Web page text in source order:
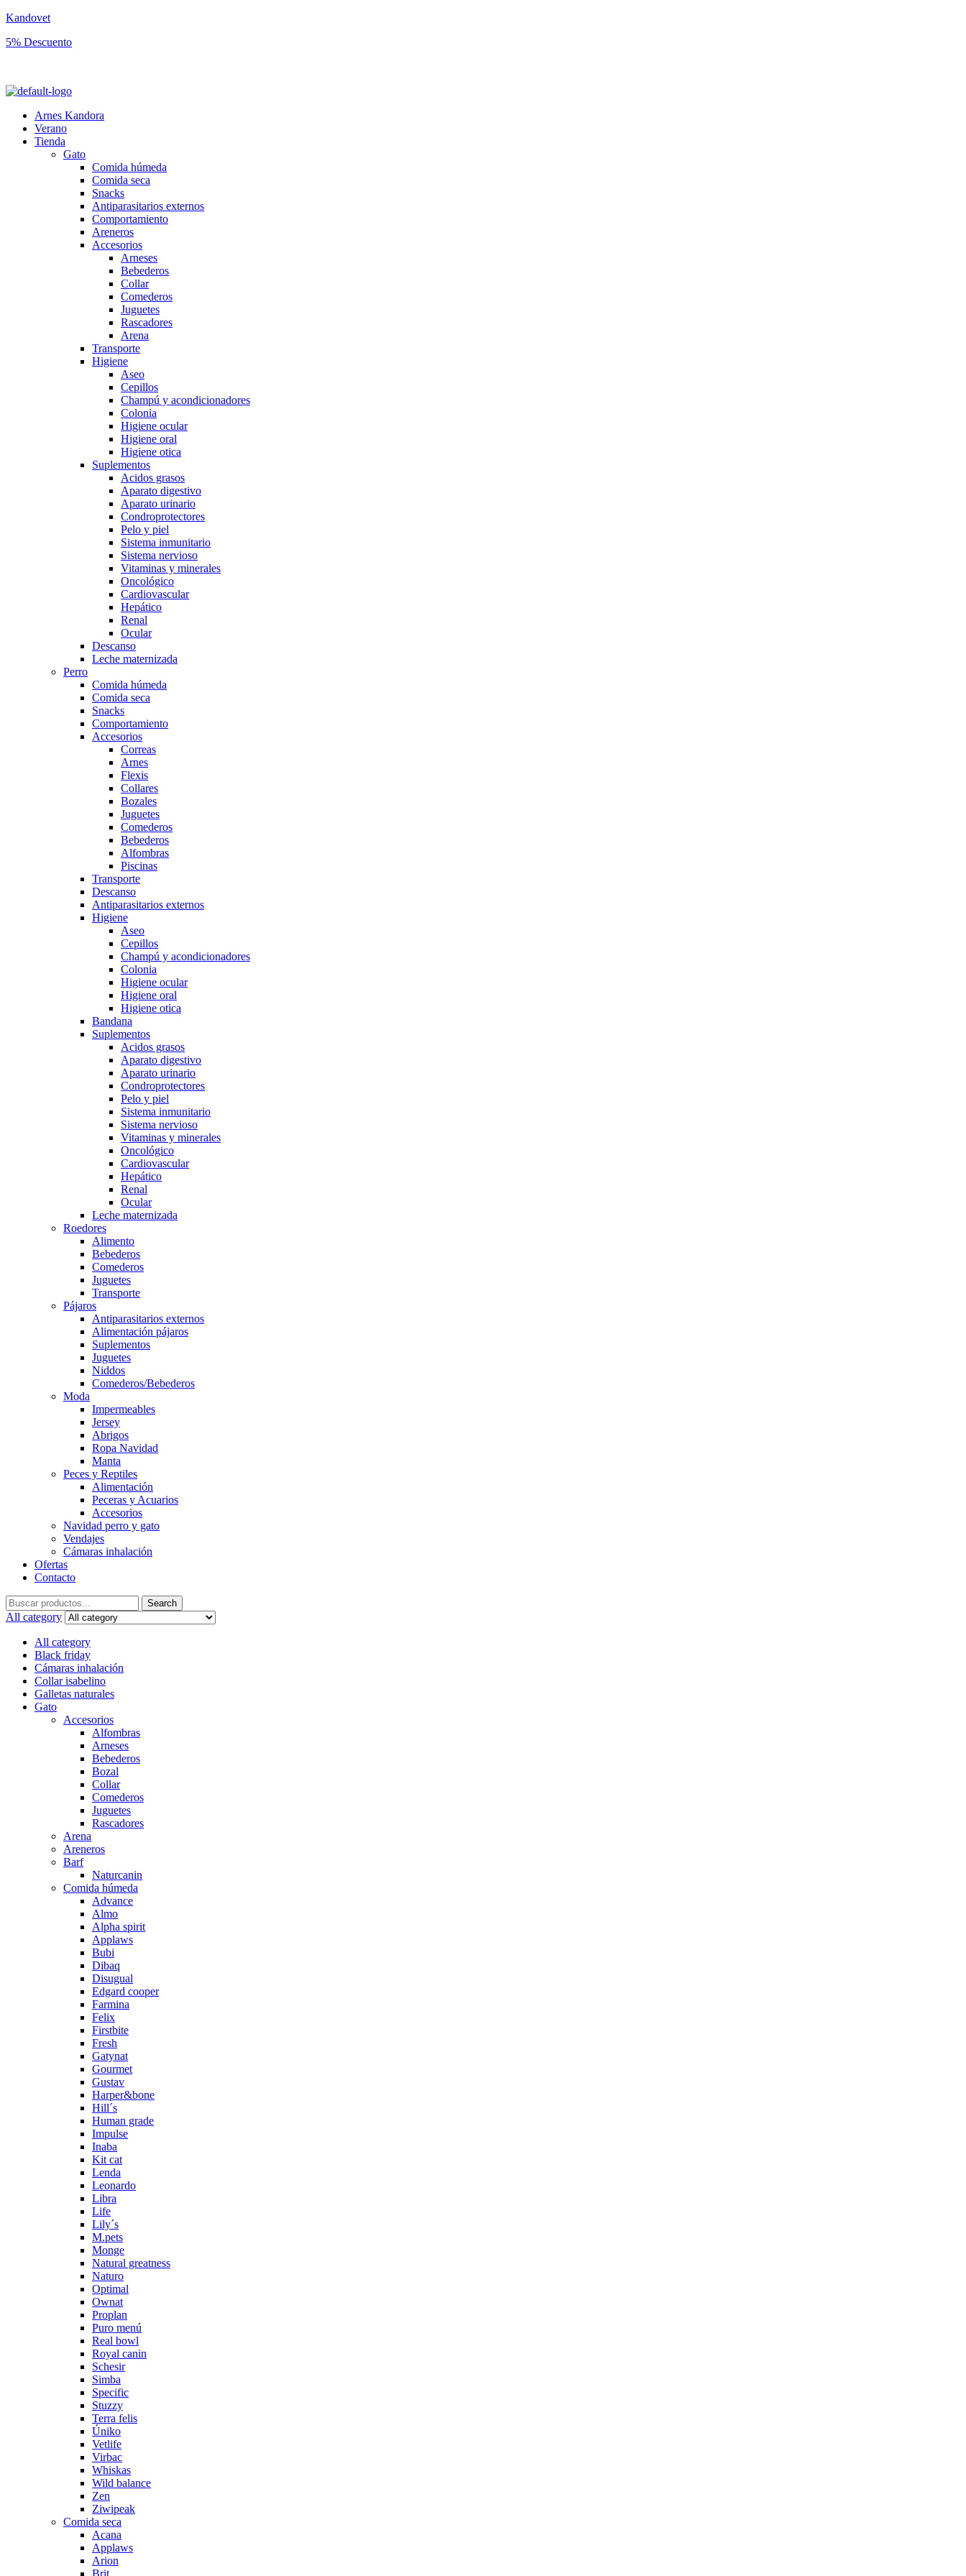
Kandovet
5% Descuento
Arnes Kandora
Verano
Tienda
Gato
Comida húmeda
Comida seca
Snacks
Antiparasitarios externos
Comportamiento
Areneros
Accesorios
Arneses
Bebederos
Collar
Comederos
Juguetes
Rascadores
Arena
Transporte
Higiene
Aseo
Cepillos
Champú y acondicionadores
Colonia
Higiene ocular
Higiene oral
Higiene otica
Suplementos
Acidos grasos
Aparato digestivo
Aparato urinario
Condroprotectores
Pelo y piel
Sistema inmunitario
Sistema nervioso
Vitaminas y minerales
Oncológico
Cardiovascular
Hepático
Renal
Ocular
Descanso
Leche maternizada
Perro
Comida húmeda
Comida seca
Snacks
Comportamiento
Accesorios
Correas
Arnes
Flexis
Collares
Bozales
Juguetes
Comederos
Bebederos
Alfombras
Piscinas
Transporte
Descanso
Antiparasitarios externos
Higiene
Aseo
Cepillos
Champú y acondicionadores
Colonia
Higiene ocular
Higiene oral
Higiene otica
Bandana
Suplementos
Acidos grasos
Aparato digestivo
Aparato urinario
Condroprotectores
Pelo y piel
Sistema inmunitario
Sistema nervioso
Vitaminas y minerales
Oncológico
Cardiovascular
Hepático
Renal
Ocular
Leche maternizada
Roedores
Alimento
Bebederos
Comederos
Juguetes
Transporte
Pájaros
Antiparasitarios externos
Alimentación pájaros
Suplementos
Juguetes
Niddos
Comederos/Bebederos
Moda
Impermeables
Jersey
Abrigos
Ropa Navidad
Manta
Peces y Reptiles
Alimentación
Peceras y Acuarios
Accesorios
Navidad perro y gato
Vendajes
Cámaras inhalación
Ofertas
Contacto
Search
for:
Search
All category
All category
Black friday
Cámaras inhalación
Collar isabelino
Galletas naturales
Gato
Accesorios
Alfombras
Arneses
Bebederos
Bozal
Collar
Comederos
Juguetes
Rascadores
Arena
Areneros
Barf
Naturcanin
Comida húmeda
Advance
Almo
Alpha spirit
Applaws
Bubi
Dibaq
Disugual
Edgard cooper
Farmina
Felix
Firstbite
Fresh
Gatynat
Gourmet
Gustav
Harper&bone
Hill´s
Human grade
Impulse
Inaba
Kit cat
Lenda
Leonardo
Libra
Life
Lily´s
M.pets
Monge
Natural greatness
Naturo
Optimal
Ownat
Proplan
Puro menú
Real bowl
Royal canin
Schesir
Simba
Specific
Stuzzy
Terra felis
Úniko
Vetlife
Virbac
Whiskas
Wild balance
Zen
Ziwipeak
Comida seca
Acana
Applaws
Arion
Brit